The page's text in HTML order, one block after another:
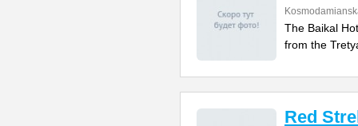
The Baikal
from the
Red